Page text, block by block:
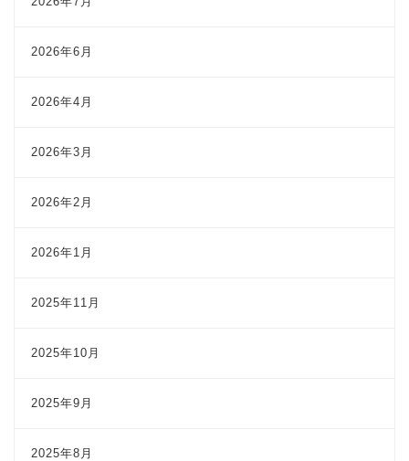
2026年6月
2026年4月
2026年3月
2026年2月
2026年1月
2025年11月
2025年10月
2025年9月
2025年8月